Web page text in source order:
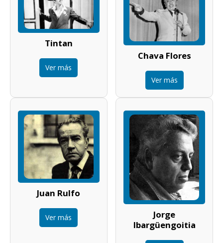
Tintan
Ver más
Chava Flores
Ver más
Juan Rulfo
Ver más
Jorge
Ibargüengoitia